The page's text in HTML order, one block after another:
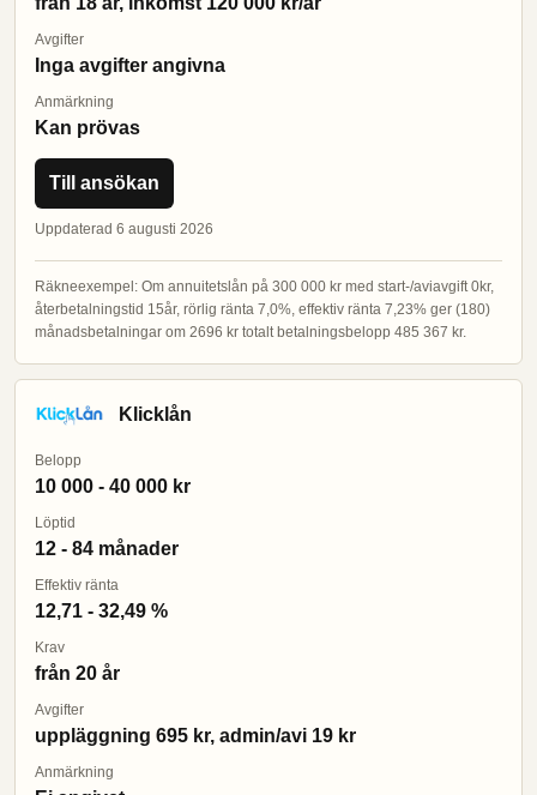
Avgifter
Inga avgifter angivna
Anmärkning
Kan prövas
Till ansökan
Uppdaterad 6 augusti 2026
Räkneexempel: Om annuitetslån på 300 000 kr med start-/aviavgift 0kr,
återbetalningstid 15år, rörlig ränta 7,0%, effektiv ränta 7,23% ger (180)
månadsbetalningar om 2696 kr totalt betalningsbelopp 485 367 kr.
Klicklån
Belopp
10 000 - 40 000 kr
Löptid
12 - 84 månader
Effektiv ränta
12,71 - 32,49 %
Krav
från 20 år
Avgifter
uppläggning 695 kr, admin/avi 19 kr
Anmärkning